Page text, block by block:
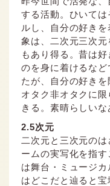
する活動。ひいて
ルし、自分の好き
象は、二次元三次
もあり得る。昔は
のを身に着けるな
たが、自分の好き
オタク非オタクに
きる。素晴らしいな
2.5次元
二次元と三次元の
ームの実写化を指
は舞台・ミュージ
はどこだと辿ると